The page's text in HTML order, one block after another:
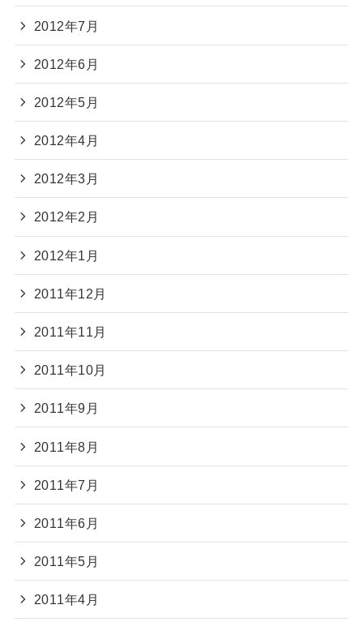
2012年7月
2012年6月
2012年5月
2012年4月
2012年3月
2012年2月
2012年1月
2011年12月
2011年11月
2011年10月
2011年9月
2011年8月
2011年7月
2011年6月
2011年5月
2011年4月